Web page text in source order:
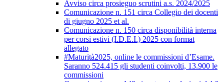
Avviso circa prosieguo scrutini a.s. 2024/2025
Comunicazione n. 151 circa Collegio dei docenti
di giugno 2025 et al.
Comunicazione n. 150 circa disponibilità interna
per corsi estivi (I.D.E.I.) 2025 con format
allegato
#Maturità2025, online le commissioni d’Esame.
Saranno 524.415 gli studenti coinvolti, 13.900 le
commissioni